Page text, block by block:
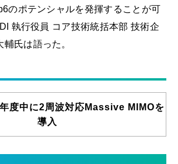
のポテンシャルを発揮することが可
執行役員 コア技術統括本部 技術企
氏は語った。
度中に2周波対応Massive MIMOを
導入